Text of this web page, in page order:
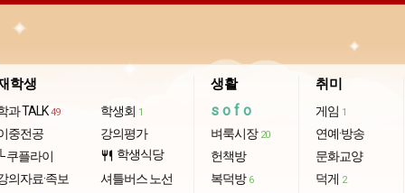
학생
과 TALK 49
중전공
└ 쿠플라이
의자료·족보
학생회 1
강의평가
restaurant 학생식당
셔틀버스 노선
생활
sofo
벼룩시장 20
헌책방
복덕방 6
취미
게임 1
연예·방송
문화교양
덕게 2